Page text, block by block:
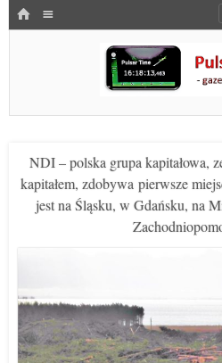
HOME
Pulsarowy.pl
NDI – polska grupa kapitałowa,
kapitałem, zdobywa pierwsze
jest na Śląsku, w Gdańsku, na